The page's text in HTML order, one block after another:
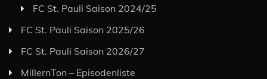
FC St. Pauli Saison 2024/25
FC St. Pauli Saison 2025/26
FC St. Pauli Saison 2026/27
MillernTon – Episodenliste